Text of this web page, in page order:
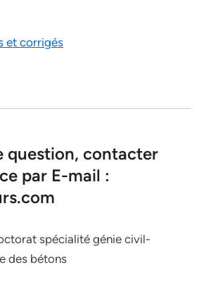
et corrigés
question, contacter
par E-mail :
spécialité génie civil-
des bétons